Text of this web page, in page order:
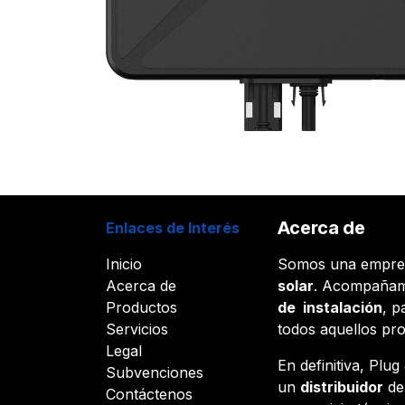
Enlaces de Interés
Inicio
Acerca de
Productos
Servicios
Legal
Subvenciones
Contáctenos
Acerca de
Somos una
solar.
de instalación,
todos aquellos
En definitiva,
un distribuidor de